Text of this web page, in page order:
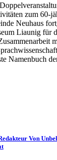
zum 60-
Neuhaus
Liaunig für
Namenbuch
Von